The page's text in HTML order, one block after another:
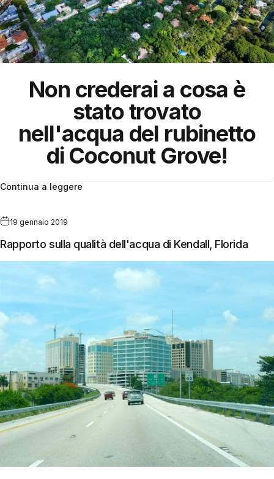
Non crederai a cosa è
stato trovato
nell'acqua del rubinetto
di Coconut Grove!
Continua a leggere
19 gennaio 2019
Rapporto sulla qualità dell'acqua di Kendall, Florida